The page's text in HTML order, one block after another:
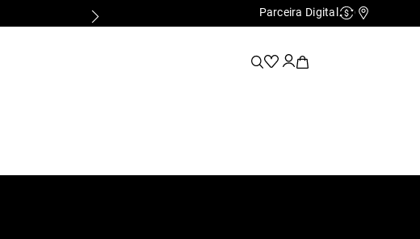
Parceira Digital Cashback